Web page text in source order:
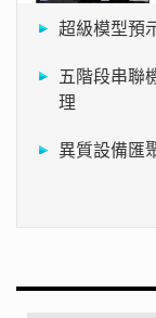
超級模型預
五階段串聯
理
異質設備匯